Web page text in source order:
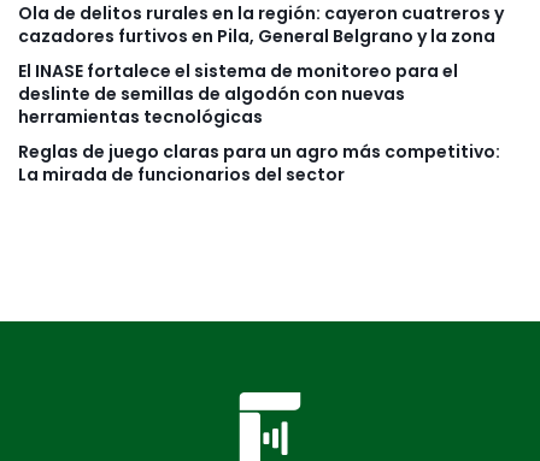
Ola de delitos rurales en la región: cayeron cuatreros y
cazadores furtivos en Pila, General Belgrano y la zona
El INASE fortalece el sistema de monitoreo para el
deslinte de semillas de algodón con nuevas
herramientas tecnológicas
Reglas de juego claras para un agro más competitivo:
La mirada de funcionarios del sector